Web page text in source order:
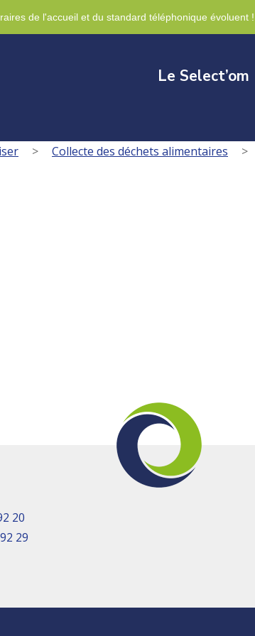
de l'accueil et du standard téléphonique évoluent !
Le Select’om
> Collecte des déchets alimentaires >
20
29